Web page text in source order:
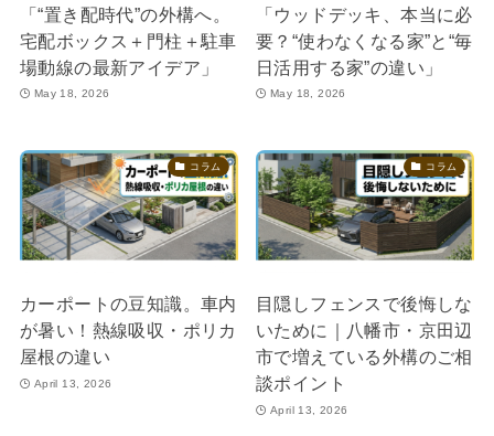
「“置き配時代”の外構へ。
宅配ボックス＋門柱＋駐車
場動線の最新アイデア」
May 18, 2026
「ウッドデッキ、本当に必
要？“使わなくなる家”と“毎
日活用する家”の違い」
May 18, 2026
コラム
カーポートの豆知識。車内
が暑い！熱線吸収・ポリカ
屋根の違い
April 13, 2026
コラム
目隠しフェンスで後悔しな
いために｜八幡市・京田辺
市で増えている外構のご相
談ポイント
April 13, 2026